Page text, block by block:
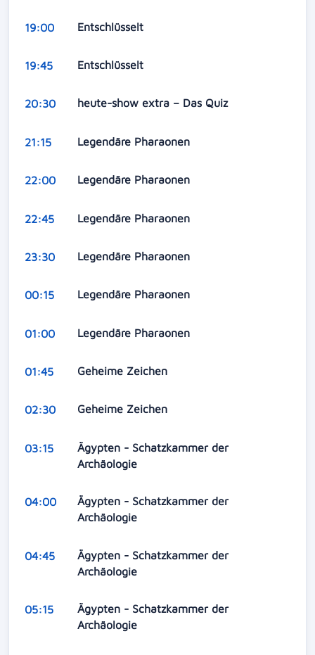
19:00 Entschlüsselt
19:45 Entschlüsselt
20:30 heute-show extra – Das Quiz
21:15 Legendäre Pharaonen
22:00 Legendäre Pharaonen
22:45 Legendäre Pharaonen
23:30 Legendäre Pharaonen
00:15 Legendäre Pharaonen
01:00 Legendäre Pharaonen
01:45 Geheime Zeichen
02:30 Geheime Zeichen
03:15
Ägypten - Schatzkammer der
Archäologie
04:00
Ägypten - Schatzkammer der
Archäologie
04:45
Ägypten - Schatzkammer der
Archäologie
05:15
Ägypten - Schatzkammer der
Archäologie